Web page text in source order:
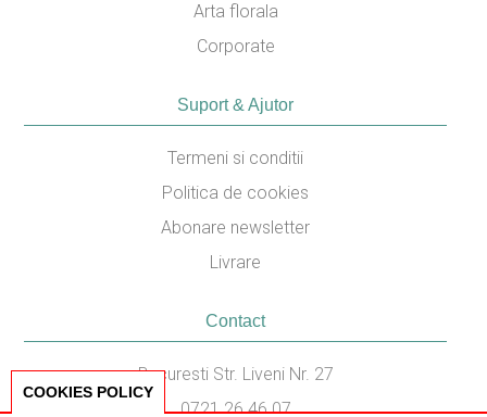
Arta florala
Corporate
Suport & Ajutor
Termeni si conditii
Politica de cookies
Abonare newsletter
Livrare
Contact
Bucuresti Str. Liveni Nr. 27
0721.26.46.07
COOKIES POLICY